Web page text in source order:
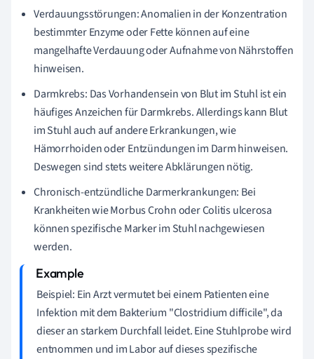
Verdauungsstörungen: Anomalien in der Konzentration
bestimmter Enzyme oder Fette können auf eine
mangelhafte Verdauung oder Aufnahme von Nährstoffen
hinweisen.
Darmkrebs: Das Vorhandensein von Blut im Stuhl ist ein
häufiges Anzeichen für Darmkrebs. Allerdings kann Blut
im Stuhl auch auf andere Erkrankungen, wie
Hämorrhoiden oder Entzündungen im Darm hinweisen.
Deswegen sind stets weitere Abklärungen nötig.
Chronisch-entzündliche Darmerkrankungen: Bei
Krankheiten wie Morbus Crohn oder Colitis ulcerosa
können spezifische Marker im Stuhl nachgewiesen
werden.
Beispiel: Ein Arzt vermutet bei einem Patienten eine
Infektion mit dem Bakterium "Clostridium difficile", da
dieser an starkem Durchfall leidet. Eine Stuhlprobe wird
entnommen und im Labor auf dieses spezifische